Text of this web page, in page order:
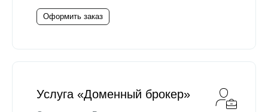
Оформить заказ
Услуга «Доменный брокер»